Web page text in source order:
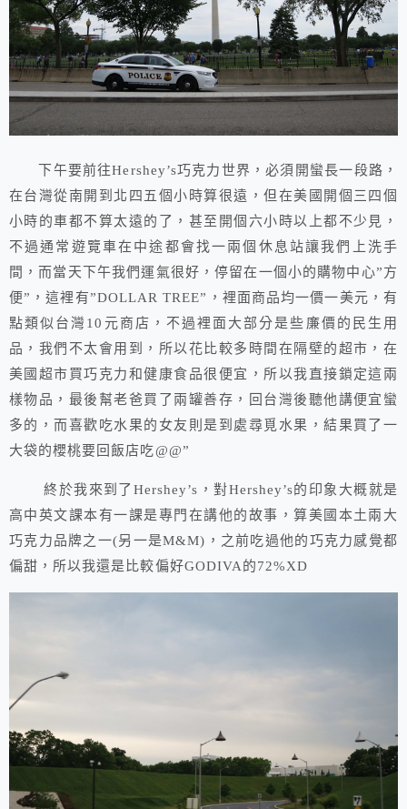
下午要前往Hershey’s巧克力世界，必須開蠻長一段路，
在台灣從南開到北四五個小時算很遠，但在美國開個三四個
小時的車都不算太遠的了，甚至開個六小時以上都不少見，
不過通常遊覽車在中途都會找一兩個休息站讓我們上洗手
間，而當天下午我們運氣很好，停留在一個小的購物中心”方
便”，這裡有”DOLLAR TREE”，裡面商品均一價一美元，有
點類似台灣10元商店，不過裡面大部分是些廉價的民生用
品，我們不太會用到，所以花比較多時間在隔壁的超市，在
美國超市買巧克力和健康食品很便宜，所以我直接鎖定這兩
樣物品，最後幫老爸買了兩罐善存，回台灣後聽他講便宜蠻
多的，而喜歡吃水果的女友則是到處尋覓水果，結果買了一
大袋的櫻桃要回飯店吃@@”
終於我來到了Hershey’s，對Hershey’s的印象大概就是
高中英文課本有一課是專門在講他的故事，算美國本土兩大
巧克力品牌之一(另一是M&M)，之前吃過他的巧克力感覺都
偏甜，所以我還是比較偏好GODIVA的72%XD